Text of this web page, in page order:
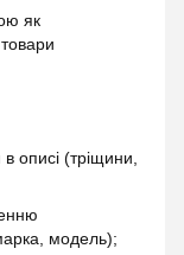
як
описі (тріщини,
модель);